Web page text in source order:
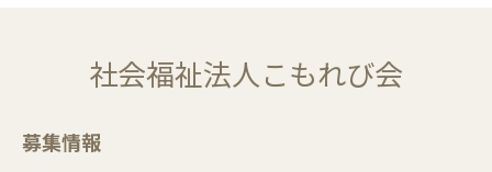
社会福祉法人こもれび会
募集情報